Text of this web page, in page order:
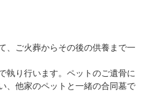
、ご火葬からその後の供養まで一
執り行います。ペットのご遺骨に
、他家のペットと一緒の合同墓で